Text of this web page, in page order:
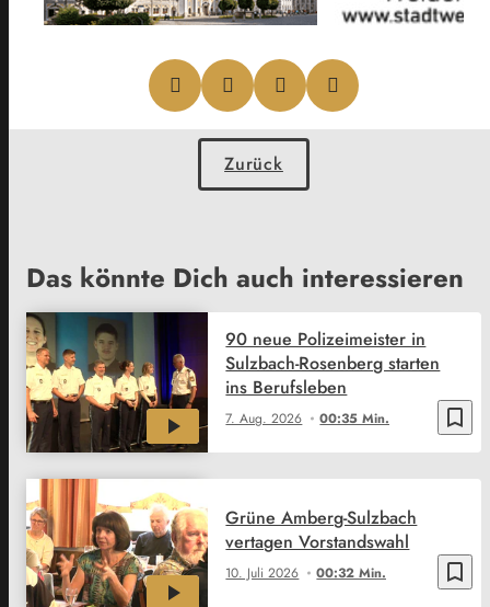
Zurück
Das könnte Dich auch interessieren
bookmark_border
7. Aug. 2026 00:35 Min.
90 neue Polizeimeister in
Sulzbach-Rosenberg starten
ins Berufsleben
bookmark_border
10. Juli 2026 00:32 Min.
Grüne Amberg-Sulzbach
vertagen Vorstandswahl